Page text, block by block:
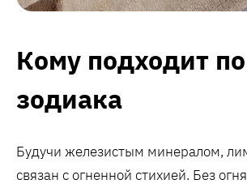
Кому подходит
зодиака
Будучи железистым минералом,
связан с огненной стихией. Без